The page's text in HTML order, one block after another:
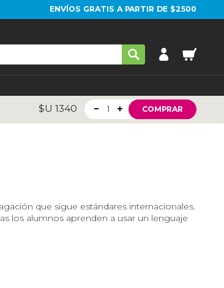
ENVÍOS GRATIS A PARTIR DE $2500
$U1340 1 COMPRAR
que sigue estándares internacionales.
los alumnos aprenden a usar un lenguaje